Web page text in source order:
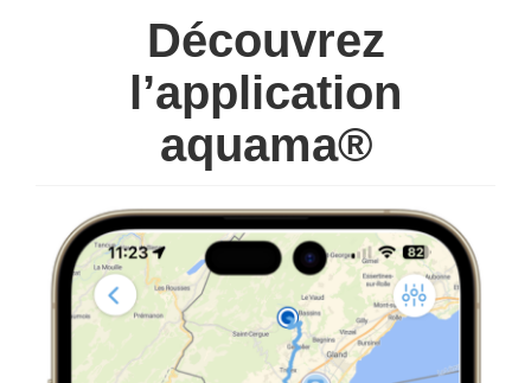
Découvrez
l’application
aquama®